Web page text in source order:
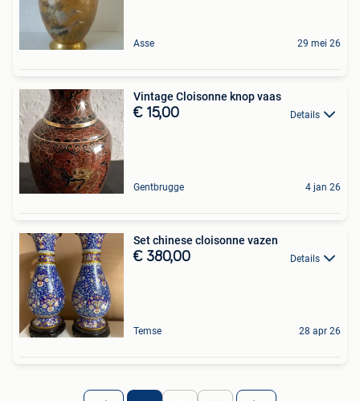
Asse 29 mei 26
Vintage Cloisonne knop vaas
€ 15,00 Details
Gentbrugge 4 jan 26
Set chinese cloisonne vazen
€ 380,00 Details
Temse 28 apr 26